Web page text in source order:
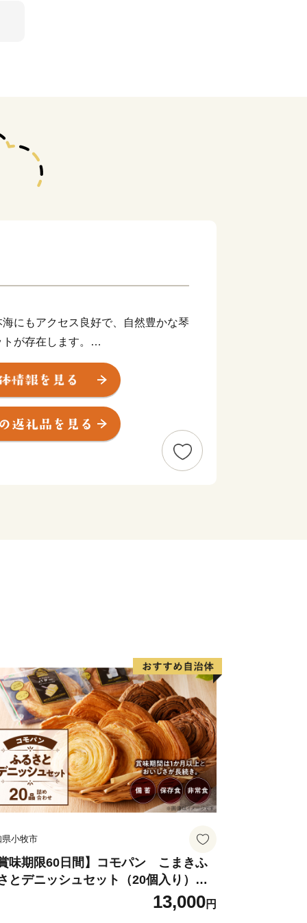
にもアクセス良好で、自然豊かな琴
が存在します。
、長寿の大木「伯耆の大シイ」、
て育まれた神秘的な自然が溢れてい
品、フルーツ、ブランド牛、カレー
ために、ご支援とご協力をお願いい
小牧市
味期限60日間】コモパン こまきふ
とデニッシュセット（20個入り）／
用備蓄 保存食 非常食 防災グッズにも
13,000円